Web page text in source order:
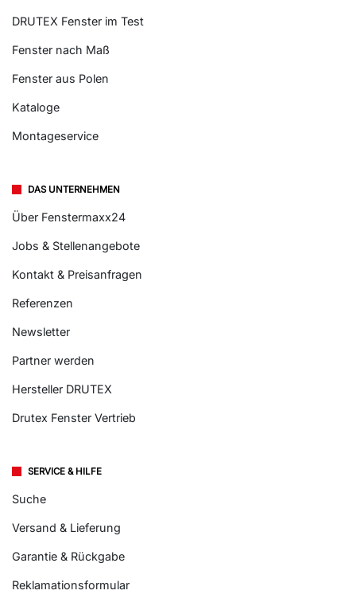
DRUTEX Fenster im Test
Fenster nach Maß
Fenster aus Polen
Kataloge
Montageservice
DAS UNTERNEHMEN
Über Fenstermaxx24
Jobs & Stellenangebote
Kontakt & Preisanfragen
Referenzen
Newsletter
Partner werden
Hersteller DRUTEX
Drutex Fenster Vertrieb
SERVICE & HILFE
Suche
Versand & Lieferung
Garantie & Rückgabe
Reklamationsformular